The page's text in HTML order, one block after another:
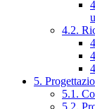
4.2.
5.
5.1.
5.2.